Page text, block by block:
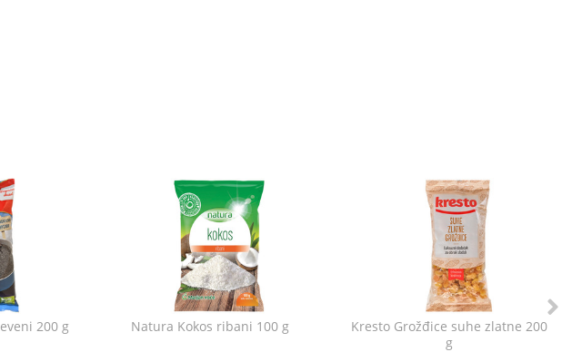
200 g Natura Kokos ribani 100 g
Kresto Grožđice suhe zlatne 200
g